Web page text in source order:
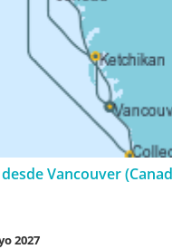
Vancouver
2027